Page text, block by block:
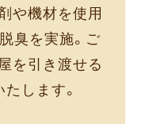
や機材を使用
臭を実施。ご
を引き渡せる
します。